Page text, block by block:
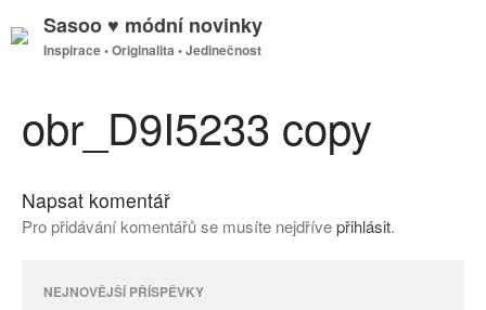
Proužek – Hit letošní sezóny >
Sasoo ♥ módní novinky
Inspirace • Originalita • Jedinečnost
obr_D9I5233 copy
Napsat komentář
Pro přidávání komentářů se musíte nejdřívepřihlásit.
NEJNOVĚJŠÍ PŘÍSPĚVKY